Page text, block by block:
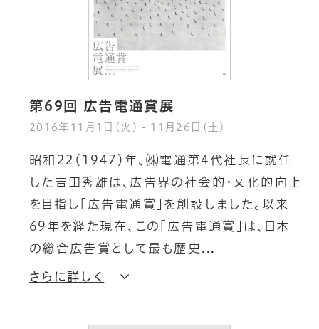
第69回 広告電通賞展
2016年11月1日(火) - 11月26日(土)
昭和 22 （1 947） 年、 ㈱電通第4代社 長に就任
した吉田秀雄は、 広告界の社会的 ・ 文化的 向上
を目 指 し 「広告電通賞 」 を創設 し ま し た。 以来
69年を経た現在、 この 「広告電通賞 」 は、 日本
の総合広告賞 と して最も歴 史
さらに詳しく